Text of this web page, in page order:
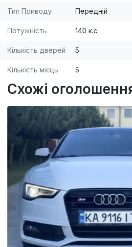
Тип Приводу Передній
Потужність 140 к.с.
Кількість дверей 5
Кількість місць 5
Схожі